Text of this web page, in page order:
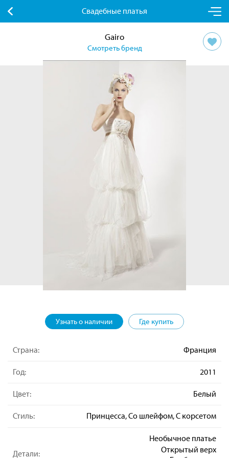
Свадебные платья
Gairo
Смотреть бренд
Узнать о наличии Где купить
Страна: Франция
Год: 2011
Цвет: Белый
Стиль: Принцесса, Со шлейфом, С корсетом
Детали:
Необычное платье
Открытый верх